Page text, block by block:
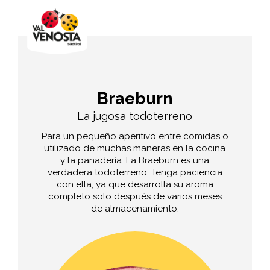
Braeburn
La jugosa todoterreno
Para un pequeño aperitivo entre comidas o
utilizado de muchas maneras en la cocina
y la panadería: La Braeburn es una
verdadera todoterreno. Tenga paciencia
con ella, ya que desarrolla su aroma
completo solo después de varios meses
de almacenamiento.